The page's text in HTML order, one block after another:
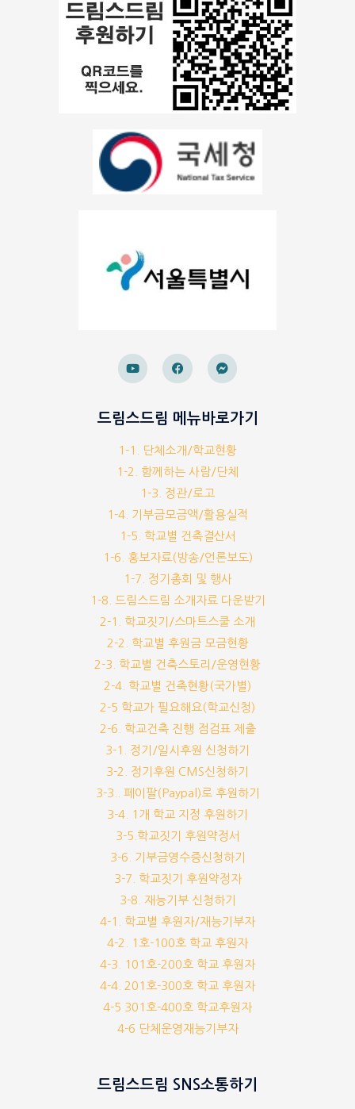
드림스드림 메뉴바로가기
1-1. 단체소개/학교현황
1-2. 함께하는 사람/단체
1-3. 정관/로고
1-4. 기부금모금액/활용실적
1-5. 학교별 건축결산서
1-6. 홍보자료(방송/언론보도)
1-7. 정기총회 및 행사
1-8. 드림스드림 소개자료 다운받기
2-1. 학교짓기/스마트스쿨 소개
2-2. 학교별 후원금 모금현황
2-3. 학교별 건축스토리/운영현황
2-4. 학교별 건축현황(국가별)
2-5 학교가 필요해요(학교신청)
2-6. 학교건축 진행 점검표 제출
3-1. 정기/일시후원 신청하기
3-2. 정기후원 CMS신청하기
3-3.. 페이팔(Paypal)로 후원하기
3-4. 1개 학교 지정 후원하기
3-5.학교짓기 후원약정서
3-6. 기부금영수증신청하기
3-7. 학교짓기 후원약정자
3-8. 재능기부 신청하기
4-1. 학교별 후원자/재능기부자
4-2. 1호-100호 학교 후원자
4-3. 101호-200호 학교 후원자
4-4. 201호-300호 학교 후원자
4-5 301호-400호 학교후원자
4-6 단체운영재능기부자
드림스드림 SNS소통하기